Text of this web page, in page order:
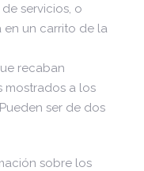
servicios, o
en un carrito de la
recaban
mostrados a los
ser de dos
sobre los